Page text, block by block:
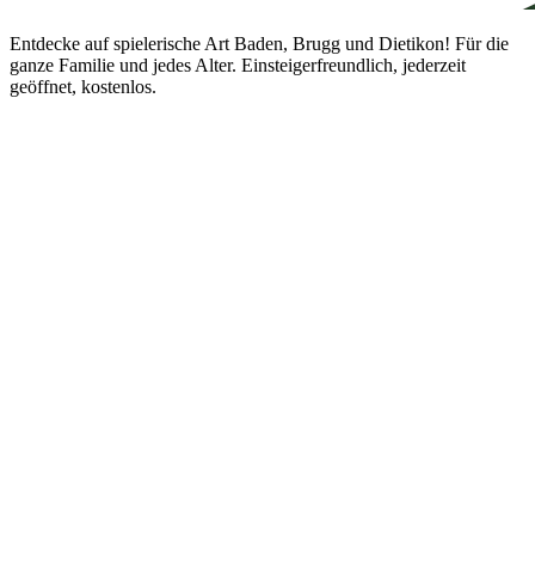
Entdecke auf spielerische Art Baden, Brugg und Dietikon! Für die
ganze Familie und jedes Alter. Einsteigerfreundlich, jederzeit
geöffnet, kostenlos.